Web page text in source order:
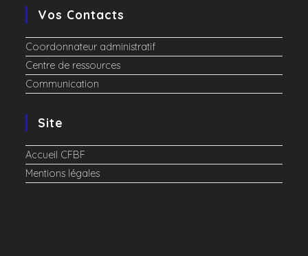
Vos Contacts
Coordonnateur administratif
Centre de ressources
Communication
Site
Accueil CFBF
Mentions légales